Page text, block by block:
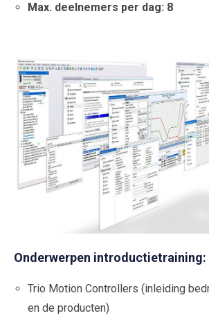
Max. deelnemers per dag: 8
Onderwerpen introductietraining:
Trio Motion Controllers (inleiding
en de producten)